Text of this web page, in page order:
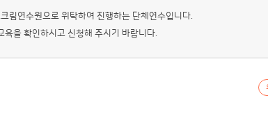
1
단체신청관리
MY위시리스트
나의문의함
림연수원으로 위탁하여 진행하는 단체연수입니다.
을 확인하시고 신청해 주시기 바랍니다.